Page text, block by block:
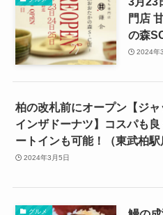
門店
の森
2024年
柏の改札前にオープン【ジャ
インザドーナツ】コスパも良
ートインも可能！（東武柏駅
2024年3月5日
グルメ